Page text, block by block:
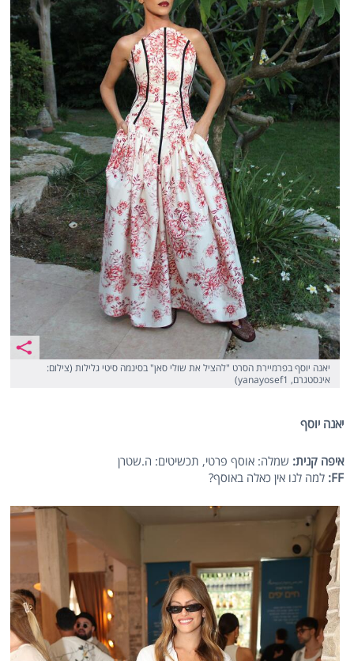
יאנה יוסף בפרמיירת הסרט "להציל את שולי סאן" בסינמה סיטי גלילות (צילום:
אינסטגרם, yanayosef1)
יאנה יוסף
איפה קנית: שמלה: אוסף פרטי, תכשיטים: ה.שטרן
FF
: למה לנו אין כאלה באוסף?